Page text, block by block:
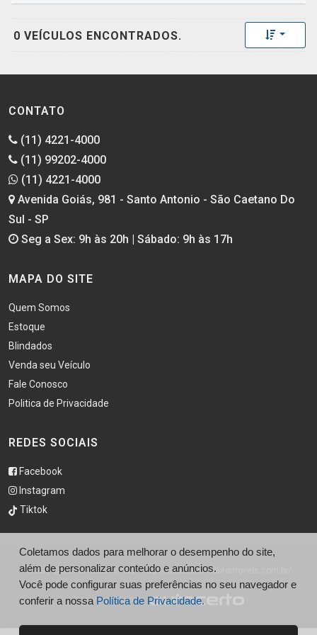
0 VEÍCULOS ENCONTRADOS. Toggle
CONTATO
(11) 4221-4000
(11) 99202-4000
(11) 4221-4000
Avenida Goiás, 981 - Santo Antonio - São Caetano Do
Sul - SP
Seg a Sex: 9h às 20h | Sábado: 9h às 17h
MAPA DO SITE
Quem Somos
Estoque
Blindados
Venda seu Veículo
Fale Conosco
Politica de Privacidade
REDES SOCIAIS
Facebook
Instagram
Tiktok
© São Caetano Automóveis - http://saocaetanoautomoveis.com.br/
Desenvolvido por
Coletamos dados para melhorar o desempenho do site,
além de personalizar conteúdo e anúncios.
Você pode configurar suas preferências no seu navegador e
conferir a nossa Política de Privacidade.